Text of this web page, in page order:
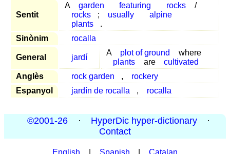
Sentit
A garden featuring rocks
/
rocks
; usually
alpine
plants
.
Sinònim
rocalla
General jardí
A plot of ground
where
plants
are
cultivated
Anglès
rock garden ,
rockery
Espanyol
jardín de rocalla , rocalla
©2001-26 · HyperDic hyper-dictionary
·
Contact